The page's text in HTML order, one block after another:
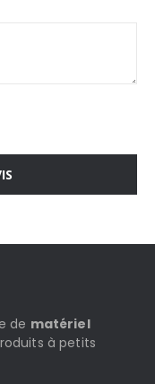
de matériel
à petits